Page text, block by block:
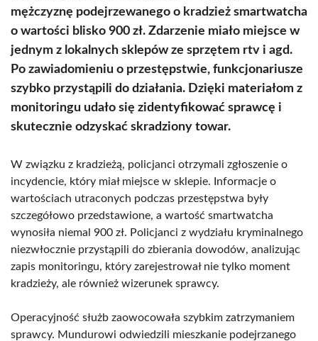
mężczyznę podejrzewanego o kradzież smartwatcha
o wartości blisko 900 zł. Zdarzenie miało miejsce w
jednym z lokalnych sklepów ze sprzętem rtv i agd.
Po zawiadomieniu o przestępstwie, funkcjonariusze
szybko przystąpili do działania. Dzięki materiałom z
monitoringu udało się zidentyfikować sprawcę i
skutecznie odzyskać skradziony towar.
W związku z kradzieżą, policjanci otrzymali zgłoszenie o
incydencie, który miał miejsce w sklepie. Informacje o
wartościach utraconych podczas przestępstwa były
szczegółowo przedstawione, a wartość smartwatcha
wynosiła niemal 900 zł. Policjanci z wydziału kryminalnego
niezwłocznie przystąpili do zbierania dowodów, analizując
zapis monitoringu, który zarejestrował nie tylko moment
kradzieży, ale również wizerunek sprawcy.
Operacyjność służb zaowocowała szybkim zatrzymaniem
sprawcy. Mundurowi odwiedzili mieszkanie podejrzanego